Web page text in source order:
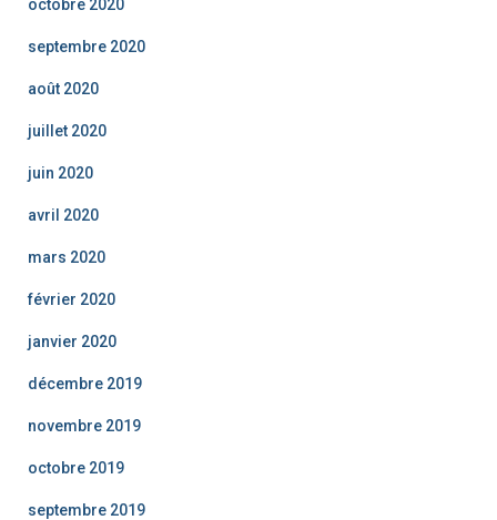
octobre 2020
septembre 2020
août 2020
juillet 2020
juin 2020
avril 2020
mars 2020
février 2020
janvier 2020
décembre 2019
novembre 2019
octobre 2019
septembre 2019